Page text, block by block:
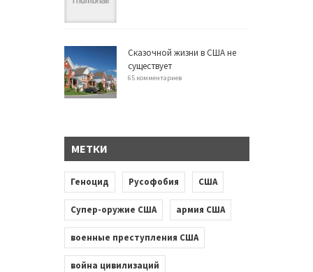
Сказочной жизни в США не
существует
65 комментариев
МЕТКИ
Геноцид Русофобия США
Супер-оружие США армия США
военные преступления США
война цивилизаций